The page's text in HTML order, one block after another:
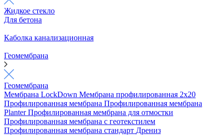
Жидкое стекло
Для бетона
Каболка канализационная
Геомембрана
Геомембрана
Мембрана LockDown Мембрана профилированная 2х20
Профилированная мембрана Профилированная мембрана
PlanterПрофилированная мембрана для отмостки
Профилированная мембрана с геотекстилем
Профилированная мембрана стандарт Дрениз